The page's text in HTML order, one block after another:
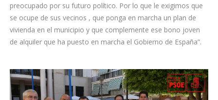
preocupado por su futuro político. Por lo que le exigimos que
se ocupe de sus vecinos , que ponga en marcha un plan de
vivienda en el municipio y que complemente ese bono joven
de alquiler que ha puesto en marcha el Gobierno de España”.